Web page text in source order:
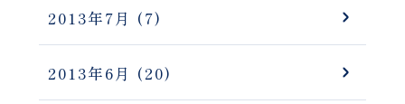
2013年7月 (7)
2013年6月 (20)